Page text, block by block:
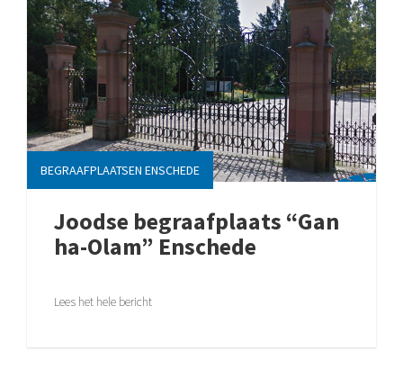
BEGRAAFPLAATSEN ENSCHEDE
Joodse begraafplaats “Gan
ha-Olam” Enschede
Lees het hele bericht